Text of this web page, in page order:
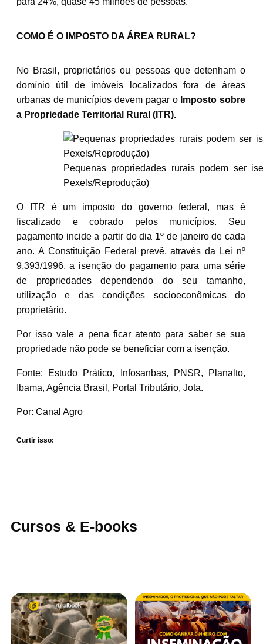
COMO É O IMPOSTO DA ÁREA RURAL?
No Brasil, proprietários ou pessoas que detenham o
domínio útil de imóveis localizados fora de áreas
urbanas de municípios devem pagar o Imposto sobre
a Propriedade Territorial Rural (ITR).
Pequenas propriedades rurais podem ser
Pexels/Reprodução)
O ITR é um imposto do governo federal, mas é
fiscalizado e cobrado pelos municípios. Seu
pagamento incide a partir do dia 1º de janeiro de cada
ano. A Constituição Federal prevê, através da Lei nº
9.393/1996, a isenção do pagamento para uma série
de propriedades dependendo do seu tamanho,
utilização e das condições socioeconômicas do
proprietário.
Por isso vale a pena ficar atento para saber se sua
propriedade não pode se beneficiar com a isenção.
Fonte: Estudo Prático, Infosanbas, PNSR, Planalto,
Ibama, Agência Brasil, Portal Tributário, Jota.
Por: Canal Agro
Curtir isso:
Cursos & E-books